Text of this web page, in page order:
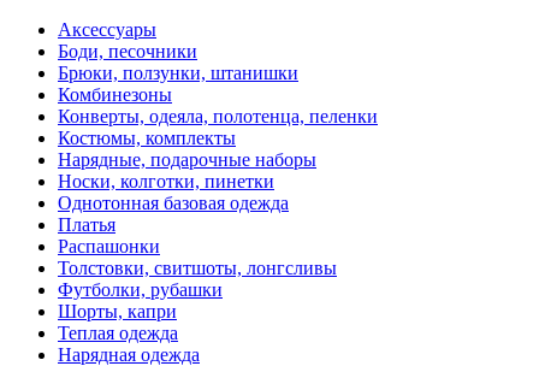
Аксессуары
Боди, песочники
Брюки, ползунки, штанишки
Комбинезоны
Конверты, одеяла, полотенца, пеленки
Костюмы, комплекты
Нарядные, подарочные наборы
Носки, колготки, пинетки
Однотонная базовая одежда
Платья
Распашонки
Толстовки, свитшоты, лонгсливы
Футболки, рубашки
Шорты, капри
Теплая одежда
Нарядная одежда